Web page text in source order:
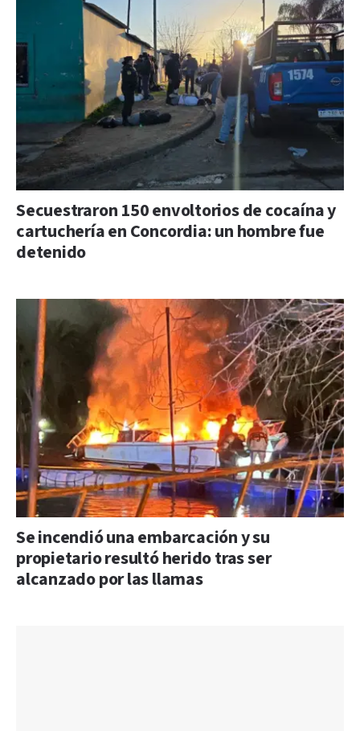
Secuestraron 150 envoltorios de cocaína y
cartuchería en Concordia: un hombre fue
detenido
Se incendió una embarcación y su
propietario resultó herido tras ser
alcanzado por las llamas